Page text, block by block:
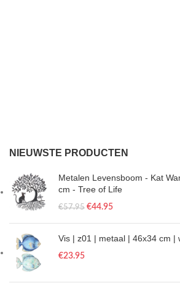
NIEUWSTE PRODUCTEN
Metalen Levensboom - Kat
cm - Tree of Life
€57.95 €44.95
Vis | z01 | metaal | 46x34 cm |
€23.95